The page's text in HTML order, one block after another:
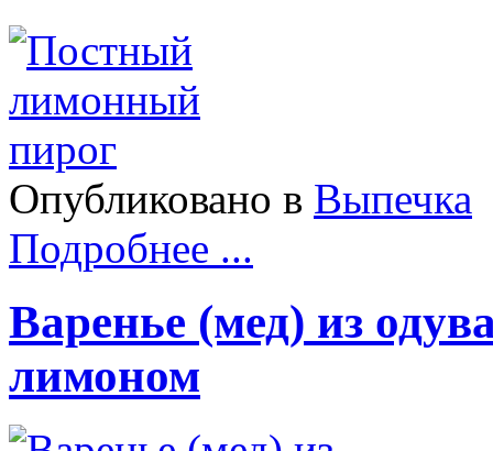
Опубликовано в Выпечка
Подробнее ...
Варенье (мед) из
лимоном